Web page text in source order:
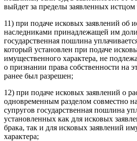
выйдет за пределы заявленных истцом
11) при подаче исковых заявлений об
наследниками принадлежащей им
государственная пошлина
который установлен при подаче
имущественного характера, не
о признании права собственности на
ранее был разрешен;
12) при подаче исковых заявлений о
одновременным разделом совместно
супругов государственная пошлина
установленных как для исковых
брака, так и для исковых заявлений
характера;